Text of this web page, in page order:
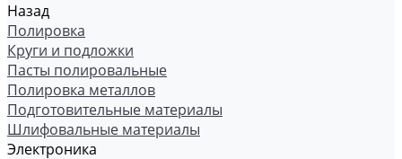
Назад
Полировка
Круги и подложки
Пасты полировальные
Полировка металлов
Подготовительные материалы
Шлифовальные материалы
Электроника